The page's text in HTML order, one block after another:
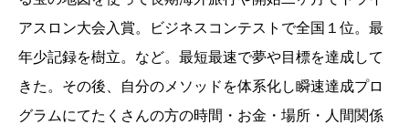
アスロン大会入賞。ビジネスコンテストで全国１位。最
年少記録を樹立。など。最短最速で夢や目標を達成して
きた。その後、自分のメソッドを体系化し瞬速達成プロ
グラムにてたくさんの方の時間・お金・場所・人間関係